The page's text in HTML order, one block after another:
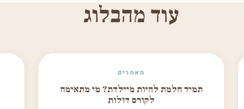
עוד מהבלוג
מאמרים
תמיד חלמת להיות מיילדת? מי מתאימה
לקורס דולות